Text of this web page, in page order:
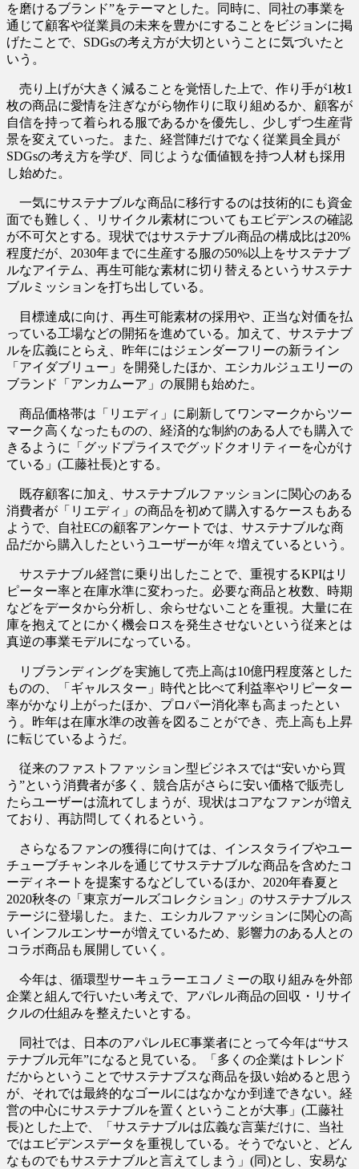
を磨けるブランド”をテーマとした。同時に、同社の事業を
通じて顧客や従業員の未来を豊かにすることをビジョンに掲
げたことで、SDGsの考え方が大切ということに気づいたと
いう。
売り上げが大きく減ることを覚悟した上で、作り手が1枚1
枚の商品に愛情を注ぎながら物作りに取り組めるか、顧客が
自信を持って着られる服であるかを優先し、少しずつ生産背
景を変えていった。また、経営陣だけでなく従業員全員が
SDGsの考え方を学び、同じような価値観を持つ人材も採用
し始めた。
一気にサステナブルな商品に移行するのは技術的にも資金
面でも難しく、リサイクル素材についてもエビデンスの確認
が不可欠とする。現状ではサステナブル商品の構成比は20%
程度だが、2030年までに生産する服の50%以上をサステナブ
ルなアイテム、再生可能な素材に切り替えるというサステナ
ブルミッションを打ち出している。
目標達成に向け、再生可能素材の採用や、正当な対価を払
っている工場などの開拓を進めている。加えて、サステナブ
ルを広義にとらえ、昨年にはジェンダーフリーの新ライン
「アイダブリュー」を開発したほか、エシカルジュエリーの
ブランド「アンカムーア」の展開も始めた。
商品価格帯は「リエディ」に刷新してワンマークからツー
マーク高くなったものの、経済的な制約のある人でも購入で
きるように「グッドプライスでグッドクオリティーを心がけ
ている」(工藤社長)とする。
既存顧客に加え、サステナブルファッションに関心のある
消費者が「リエディ」の商品を初めて購入するケースもある
ようで、自社ECの顧客アンケートでは、サステナブルな商
品だから購入したというユーザーが年々増えているという。
サステナブル経営に乗り出したことで、重視するKPIはリ
ピーター率と在庫水準に変わった。必要な商品と枚数、時期
などをデータから分析し、余らせないことを重視。大量に在
庫を抱えてとにかく機会ロスを発生させないという従来とは
真逆の事業モデルになっている。
リブランディングを実施して売上高は10億円程度落とした
ものの、「ギャルスター」時代と比べて利益率やリピーター
率がかなり上がったほか、プロパー消化率も高まったとい
う。昨年は在庫水準の改善を図ることができ、売上高も上昇
に転じているようだ。
従来のファストファッション型ビジネスでは“安いから買
う”という消費者が多く、競合店がさらに安い価格で販売し
たらユーザーは流れてしまうが、現状はコアなファンが増え
ており、再訪問してくれるという。
さらなるファンの獲得に向けては、インスタライブやユー
チューブチャンネルを通じてサステナブルな商品を含めたコ
ーディネートを提案するなどしているほか、2020年春夏と
2020秋冬の「東京ガールズコレクション」のサステナブルス
テージに登場した。また、エシカルファッションに関心の高
いインフルエンサーが増えているため、影響力のある人との
コラボ商品も展開していく。
今年は、循環型サーキュラーエコノミーの取り組みを外部
企業と組んで行いたい考えで、アパレル商品の回収・リサイ
クルの仕組みを整えたいとする。
同社では、日本のアパレルEC事業者にとって今年は“サス
テナブル元年”になると見ている。「多くの企業はトレンド
だからということでサステナブスな商品を扱い始めると思う
が、それでは最終的なゴールにはなかなか到達できない。経
営の中心にサステナブルを置くということが大事」(工藤社
長)とした上で、「サステナブルは広義な言葉だけに、当社
ではエビデンスデータを重視している。そうでないと、どん
なものでもサステナブルと言えてしまう」(同)とし、安易な